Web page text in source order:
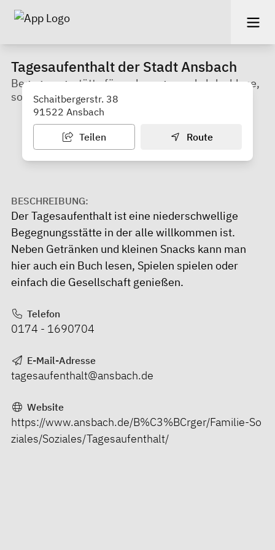
Tagesaufenthalt der Stadt Ansbach
Begegnungsstätte für wohnungs- und obdachlose,
sozial einsame, arme Menschen
Schaitbergerstr. 38
91522 Ansbach
Teilen Route
BESCHREIBUNG:
Der Tagesaufenthalt ist eine niederschwellige
Begegnungsstätte in der alle willkommen ist.
Neben Getränken und kleinen Snacks kann man
hier auch ein Buch lesen, Spielen spielen oder
einfach die Gesellschaft genießen.
Telefon
0174 - 1690704
E-Mail-Adresse
tagesaufenthalt@ansbach.de
Website
https://www.ansbach.de/B%C3%BCrger/Familie-So
ziales/Soziales/Tagesaufenthalt/